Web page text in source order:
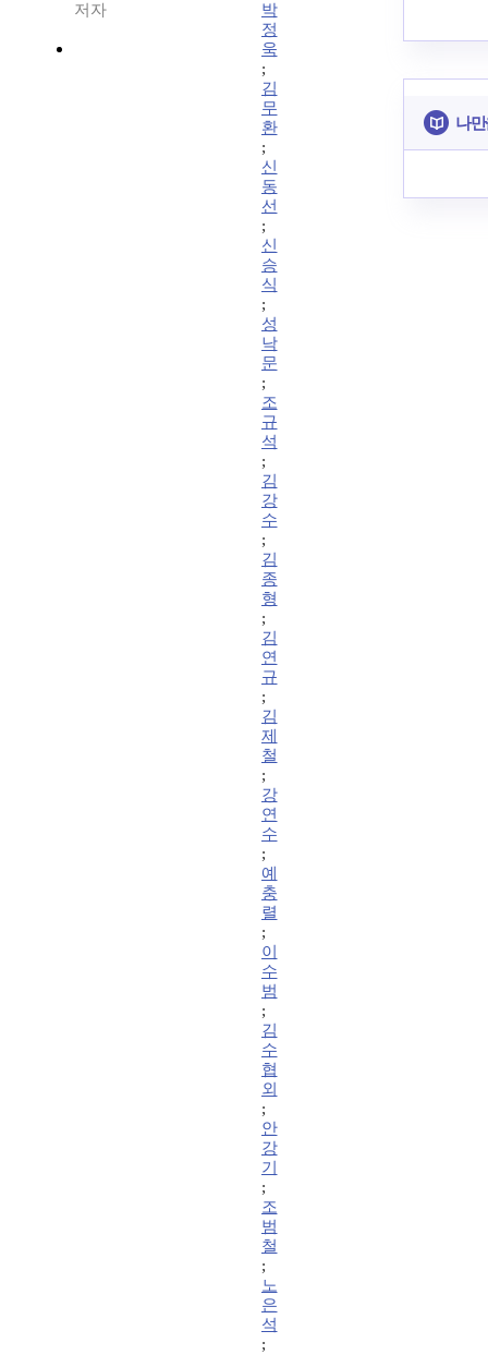
저자
박
정
욱
;
김
무
환
;
신
동
선
;
신
승
식
;
성
낙
문
;
조
규
석
;
김
강
수
;
김
종
형
;
김
연
규
;
김
제
철
;
강
연
수
;
예
충
렬
;
이
수
범
;
김
수
협
외
;
안
강
기
;
조
범
철
;
노
은
석
;
나